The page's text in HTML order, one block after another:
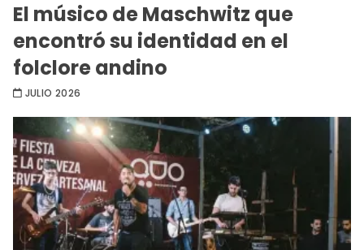
El músico de Maschwitz que
encontró su identidad en el
folclore andino
JULIO 2026